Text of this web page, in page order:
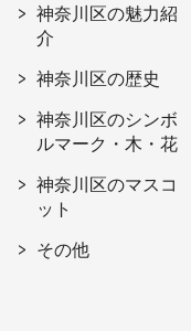
神奈川区の魅力紹
介
神奈川区の歴史
神奈川区のシンボ
ルマーク・木・花
神奈川区のマスコ
ット
その他